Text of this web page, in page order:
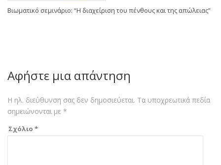
Βιωματικό σεμινάριο: “Η διαχείριση του πένθους και της απώλειας”
Αφήστε μια απάντηση
Η ηλ. διεύθυνση σας δεν δημοσιεύεται. Τα υποχρεωτικά πεδία
σημειώνονται με *
Σχόλιο *